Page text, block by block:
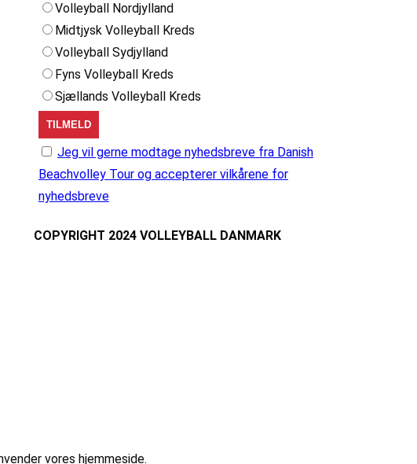
Volleyball Nordjylland
Midtjysk Volleyball Kreds
Volleyball Sydjylland
Fyns Volleyball Kreds
Sjællands Volleyball Kreds
Jeg vil gerne modtage nyhedsbreve fra Danish
Beachvolley Tour og accepterer vilkårene for
nyhedsbreve
COPYRIGHT 2024 VOLLEYBALL DANMARK
vores hjemmeside.